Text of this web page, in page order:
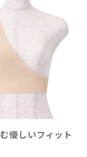
優しいフィット